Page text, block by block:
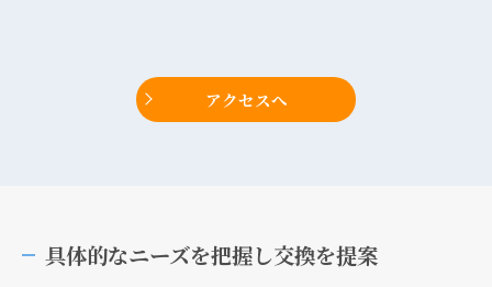
アクセスへ
具体的なニーズを把握し交換を提案